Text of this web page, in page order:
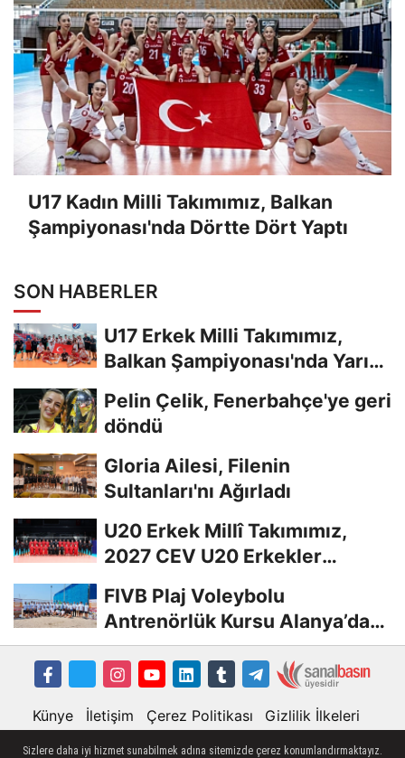
U17 Kadın Milli Takımımız, Balkan
Şampiyonası'nda Dörtte Dört Yaptı
SON HABERLER
U17 Erkek Milli Takımımız,
Balkan Şampiyonası'nda Yarı
Pelin Çelik, Fenerbahçe'ye geri
döndü
Gloria Ailesi, Filenin
Sultanları'nı Ağırladı
U20 Erkek Millî Takımımız,
2027 CEV U20 Erkekler
FIVB Plaj Voleybolu
Antrenörlük Kursu Alanya’da
Başladı
Künye İletişim Çerez Politikası Gizlilik İlkeleri
Sizlere daha iyi hizmet sunabilmek adına sitemizde çerez konumlandırmaktayız.